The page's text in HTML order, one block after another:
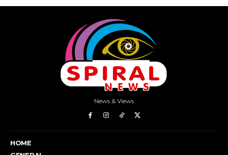
News & Views
HOME